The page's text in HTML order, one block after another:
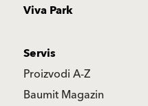
Viva Park
Servis
Proizvodi A-Z
Baumit Magazin